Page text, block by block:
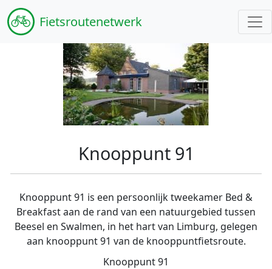
Fietsroutenetwerk
Knooppunt 91
Knooppunt 91 is een persoonlijk tweekamer Bed &
Breakfast aan de rand van een natuurgebied tussen
Beesel en Swalmen, in het hart van Limburg, gelegen
aan knooppunt 91 van de knooppuntfietsroute.
Knooppunt 91